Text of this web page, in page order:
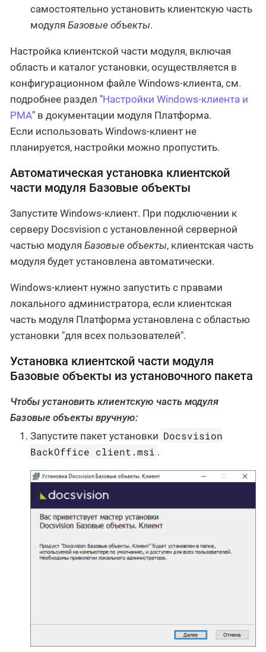
самостоятельно установить клиентскую часть
модуля Базовые объекты.
Настройка клиентской части модуля, включая
область и каталог установки, осуществляется в
конфигурационном файле Windows-клиента, см.
подробнее раздел "Настройки Windows-клиента и
РМА" в документации модуля Платформа.
Если использовать Windows-клиент не
планируется, настройки можно пропустить.
Автоматическая установка клиентской
части модуля Базовые объекты
Запустите Windows-клиент. При подключении к
серверу Docsvision с установленной серверной
частью модуля Базовые объекты, клиентская часть
модуля будет установлена автоматически.
Windows-клиент нужно запустить с правами
локального администратора, если клиентская
часть модуля Платформа установлена с областью
установки "для всех пользователей".
Установка клиентской части модуля
Базовые объекты из установочного пакета
Чтобы установить клиентскую часть модуля
Базовые объекты вручную:
Запустите пакет установки Docsvision
BackOffice client.msi .